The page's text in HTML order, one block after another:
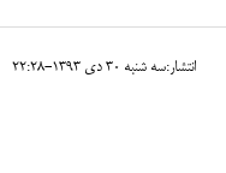
انتشار:سه شنبه 30 دی 1393-22:28